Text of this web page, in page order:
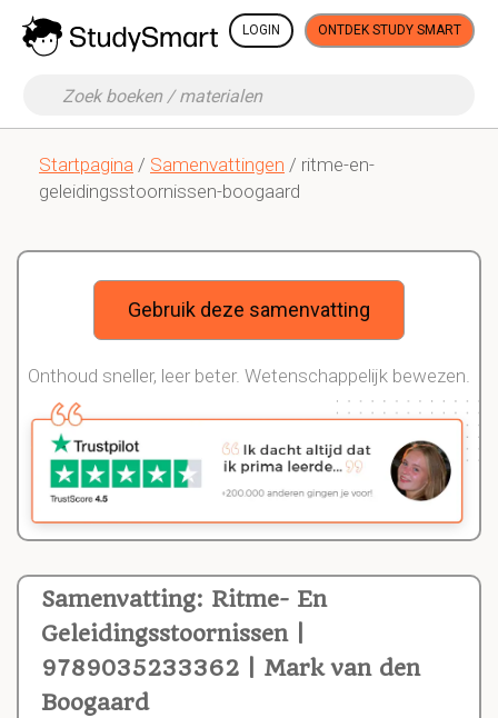
LOGIN ONTDEK STUDY SMART
Startpagina / Samenvattingen / ritme-en-
geleidingsstoornissen-boogaard
Samenvatting: Ritme- En
Geleidingsstoornissen |
9789035233362 | Mark van den
Boogaard
Gebruik deze samenvatting
Onthoud sneller, leer beter. Wetenschappelijk bewezen.